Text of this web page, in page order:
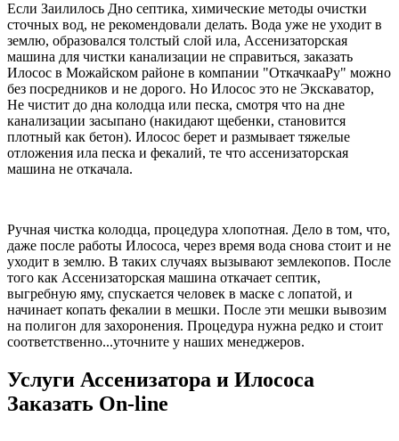
Если Заилилось Дно септика, химические методы очистки
сточных вод, не рекомендовали делать. Вода уже не уходит в
землю, образовался толстый слой ила, Ассенизаторская
машина для чистки канализации не справиться, заказать
Илосос в Можайском районе в компании "ОткачкааРу" можно
без посредников и не дорого. Но Илосос это не Экскаватор,
Не чистит до дна колодца или песка, смотря что на дне
канализации засыпано (накидают щебенки, становится
плотный как бетон). Илосос берет и размывает тяжелые
отложения ила песка и фекалий, те что ассенизаторская
машина не откачала.
Ручная чистка колодца, процедура хлопотная. Дело в том, что,
даже после работы Илососа, через время вода снова стоит и не
уходит в землю. В таких случаях вызывают землекопов. После
того как Ассенизаторская машина откачает септик,
выгребную яму, спускается человек в маске с лопатой, и
начинает копать фекалии в мешки. После эти мешки вывозим
на полигон для захоронения. Процедура нужна редко и стоит
соответственно...уточните у наших менеджеров.
Услуги Ассенизатора и Илососа
Заказать On-line